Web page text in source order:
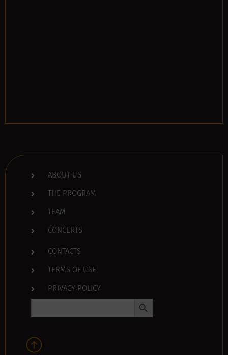
ABOUT US
THE PROGRAM
TEAM
CONCERTS
CONTACTS
TERMS OF USE
PRIVACY POLICY
Search Search Button